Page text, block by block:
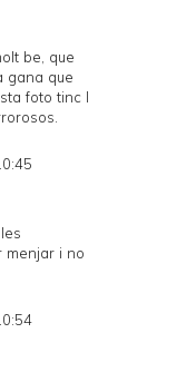
be, que
gana que
foto tinc l
menjar i no